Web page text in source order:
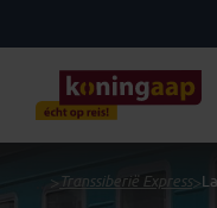
> Transsiberië Express>